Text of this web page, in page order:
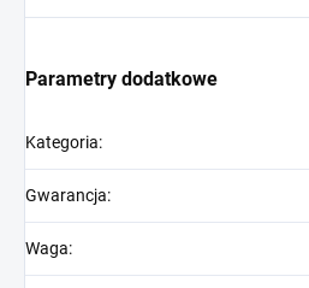
Parametry dodatkowe
Kategoria:
Gwarancja:
Waga: